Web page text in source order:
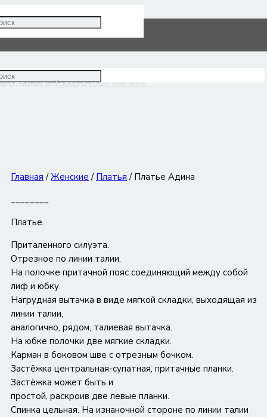
отложилиТоварв свою корзину.
Платье Адина
Главная /Женские / Платья / Платье Адина
________
Платье.
Приталенного силуэта.
Отрезное по линии талии.
На полочке притачной пояс соединяющий между собой
лиф и юбку.
Нагрудная вытачка в виде мягкой складки, выходящая из
линии талии,
аналогично, рядом, талиевая вытачка.
На юбке полочки две мягкие складки.
Карман в боковом шве с отрезным бочком.
Застёжка центральная-супатная, притачные планки.
Застёжка может быть и
простой, раскроив две левые планки.
Спинка цельная. На изнаночной стороне по линии талии